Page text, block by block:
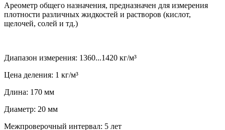
Ареометр общего назначения, предназначен для измерения
плотности различных жидкостей и растворов (кислот,
щелочей, солей и тд.)
Диапазон измерения: 1360...1420 кг/м³
Цена деления: 1 кг/м³
Длина: 170 мм
Диаметр: 20 мм
Межпроверочный интервал: 5 лет